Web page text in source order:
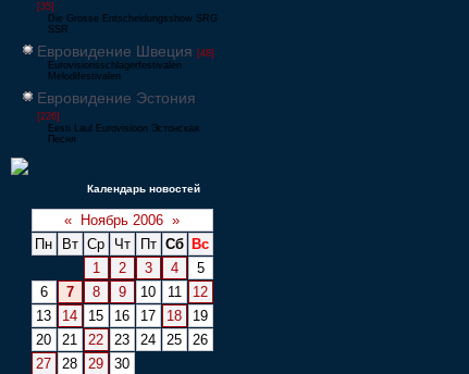
[35]
Die Grosse Entscheidungsshow SRG
SSR
Евровидение Швеция [48]
Eurovisionsschlagerfestivalen
Melodifestivalen
Евровидение Эстония
[226]
Eesti Laul Eurovisioon Эстонская
Песня
Календарь новостей
« Ноябрь 2006 »
Пн
Вт Ср Чт Пт Сб
Вс
1
2 3 4
5
6
7 8 9 10 11
12
13
14 15 16 17 18
19
20
21 22 23 24 25
26
27
28 29 30